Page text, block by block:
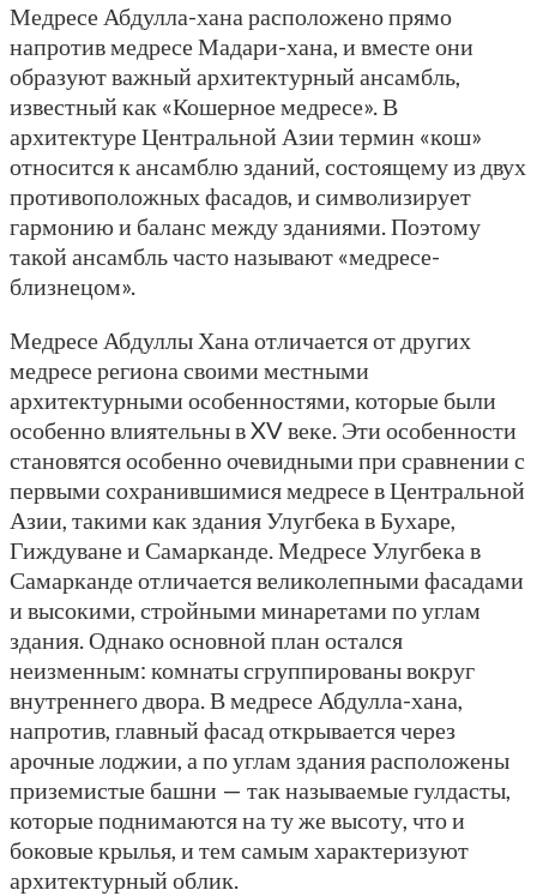
Медресе Абдулла-хана расположено прямо
напротив медресе Мадари-хана, и вместе они
образуют важный архитектурный ансамбль,
известный как «Кошерное медресе». В
архитектуре Центральной Азии термин «кош»
относится к ансамблю зданий, состоящему из двух
противоположных фасадов, и символизирует
гармонию и баланс между зданиями. Поэтому
такой ансамбль часто называют «медресе-
близнецом».
Медресе Абдуллы Хана отличается от других
медресе региона своими местными
архитектурными особенностями, которые были
особенно влиятельны в XV веке. Эти особенности
становятся особенно очевидными при сравнении с
первыми сохранившимися медресе в Центральной
Азии, такими как здания Улугбека в Бухаре,
Гиждуване и Самарканде. Медресе Улугбека в
Самарканде отличается великолепными фасадами
и высокими, стройными минаретами по углам
здания. Однако основной план остался
неизменным: комнаты сгруппированы вокруг
внутреннего двора. В медресе Абдулла-хана,
напротив, главный фасад открывается через
арочные лоджии, а по углам здания расположены
приземистые башни — так называемые гулдасты,
которые поднимаются на ту же высоту, что и
боковые крылья, и тем самым характеризуют
архитектурный облик.